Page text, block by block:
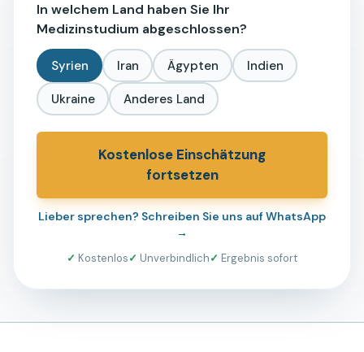
In welchem Land haben Sie Ihr
Medizinstudium abgeschlossen?
Syrien Iran Ägypten Indien
Ukraine Anderes Land
Kostenlose Einschätzung
fortsetzen
Lieber sprechen? Schreiben Sie uns auf WhatsApp
→
✓ Kostenlos✓ Unverbindlich✓ Ergebnis sofort